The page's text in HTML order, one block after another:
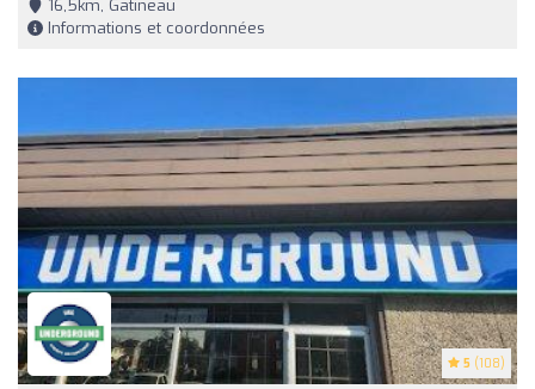
16,5km, Gatineau
Informations et coordonnées
5 (108)